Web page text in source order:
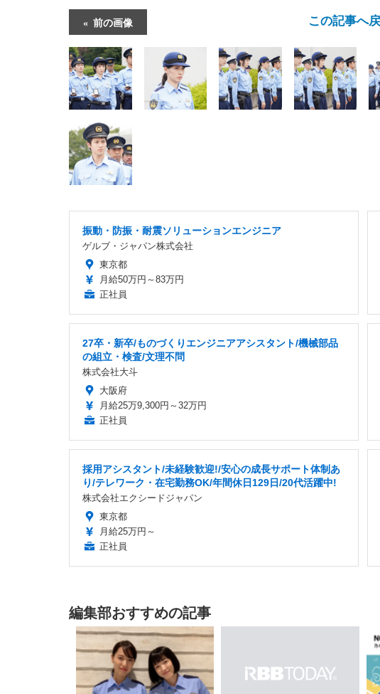
前の画像 この記事へ
振動・防振・耐震ソリューションエンジニア
ゲルブ・ジャパン株式会社
東京都
月給50万円～83万円
正社員
27卒・新卒/ものづくりエンジニアアシスタント/機械部品
の組立・検査/文理不問
株式会社大斗
大阪府
月給25万9,300円～32万円
正社員
採用アシスタント/未経験歓迎!/安心の成長サポート体制あ
り/テレワーク・在宅勤務OK/年間休日129日/20代活躍中!
株式会社エクシードジャパン
東京都
月給25万円～
正社員
編集部おすすめの記事